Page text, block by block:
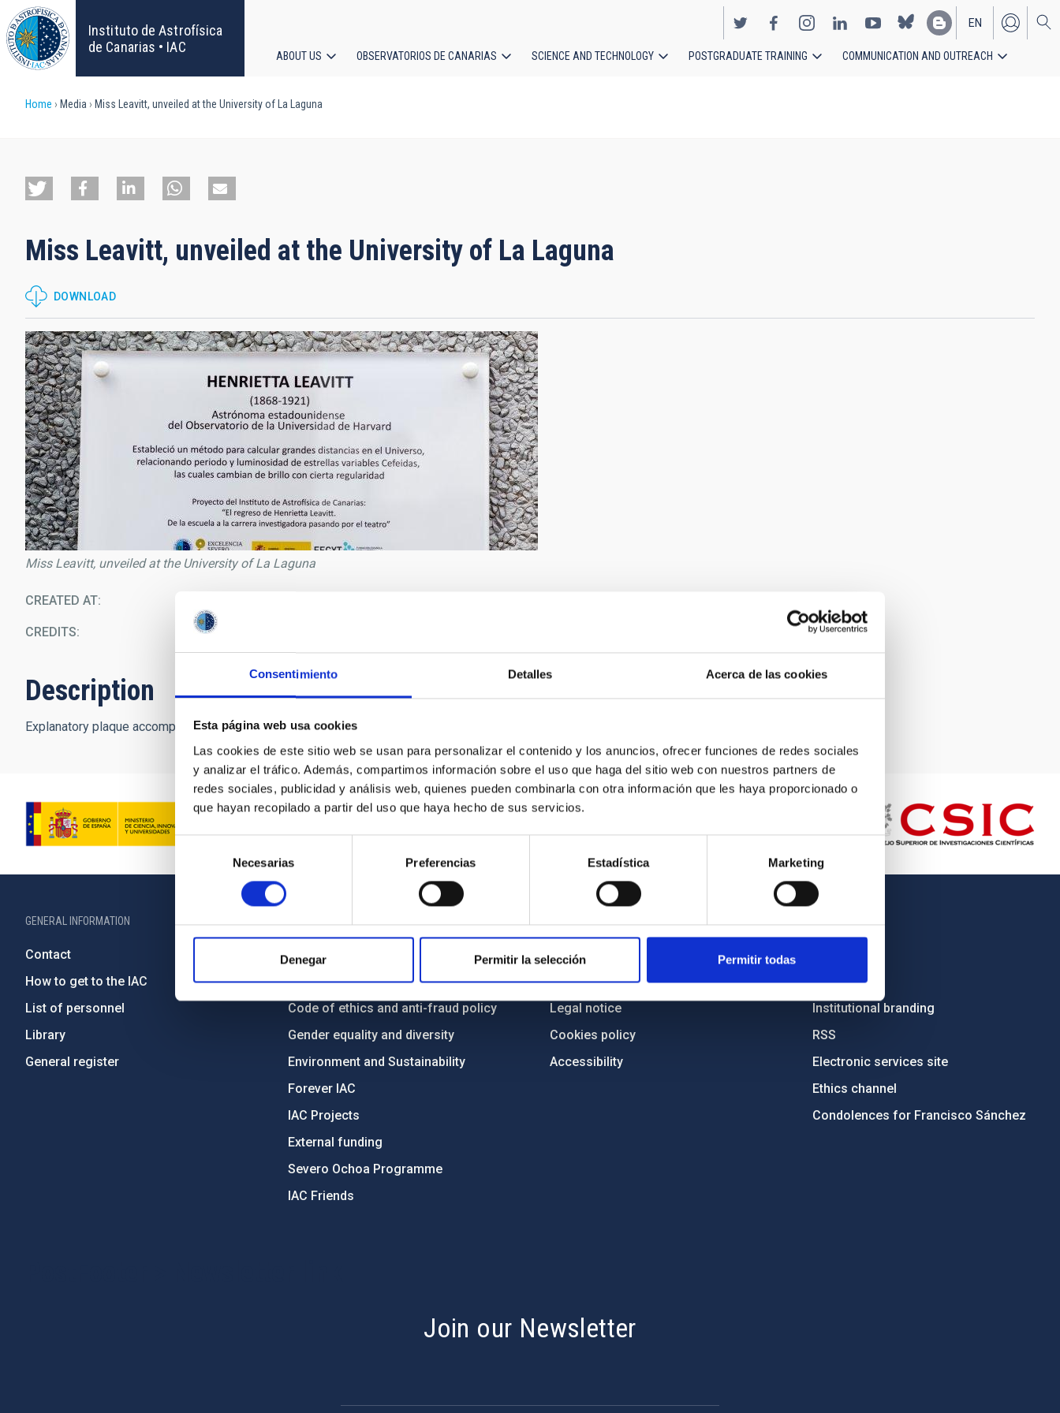
Consentimiento Detalles Acerca de las cookies
Esta página web usa cookies
Las cookies de este sitio web se usan para personalizar el contenido y los anuncios, ofrecer funciones de redes sociales
y analizar el tráfico. Además, compartimos información sobre el uso que haga del sitio web con nuestros partners de
redes sociales, publicidad y análisis web, quienes pueden combinarla con otra información que les haya proporcionado o
que hayan recopilado a partir del uso que haya hecho de sus servicios.
Selección
consentimiento
Necesarias Preferencias Estadística Marketing
Denegar Permitir la selección Permitir todas
Skip
to
main
content
Instituto de Astrofísica
de Canarias • IAC
EN
ES
navigation
ABOUT US OBSERVATORIOS DE CANARIAS SCIENCE AND TECHNOLOGY POSTGRADUATE TRAINING COMMUNICATION AND OUTREACH
Breadcrumb
Home Media Miss Leavitt, unveiled at the University of La Laguna
Miss Leavitt, unveiled at the University of La Laguna
DOWNLOAD
Miss Leavitt, unveiled at the University of La Laguna
CREATED AT
CREDITS
Description
Explanatory plaque accompanying the mural by Henrietta Leavitt at the Faculty of Sciences of the ULL. Credit: Elena Mora (IAC).
GENERAL INFORMATION
Contact
How to get to the IAC
List of personnel
Library
General register
Legislation
Transparency
Code of ethics and anti-fraud policy
Gender equality and diversity
Environment and Sustainability
Forever IAC
IAC Projects
External funding
Severo Ochoa Programme
IAC Friends
Sitemap
Privacy policy
Legal notice
Cookies policy
Accessibility
Tenders
Institutional branding
RSS
Electronic services site
Ethics channel
Condolences for Francisco Sánchez
Join our Newsletter